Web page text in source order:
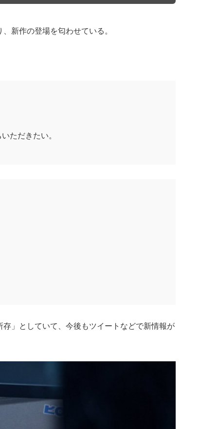
新作の登場を匂わせている。
ただきたい。
」としていて、今後もツイートなどで新情報が